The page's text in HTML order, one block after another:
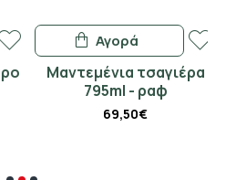
Μαντεμένια τσαγιέρα
795ml - ραφ
69,50€
Αγορά